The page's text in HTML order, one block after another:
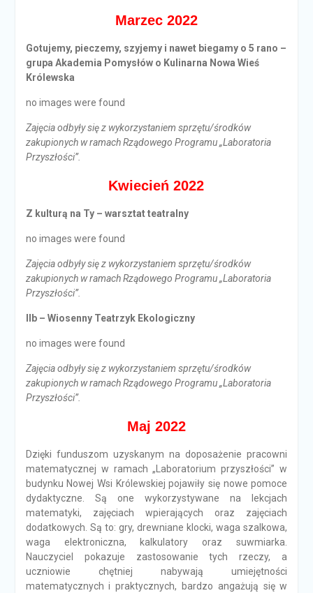
Marzec 2022
Gotujemy, pieczemy, szyjemy i nawet biegamy o 5 rano –
grupa Akademia Pomysłów o Kulinarna Nowa Wieś
Królewska
no images were found
Zajęcia odbyły się z wykorzystaniem sprzętu/środków
zakupionych w ramach Rządowego Programu „Laboratoria
Przyszłości”.
Kwiecień 2022
Z kulturą na Ty – warsztat teatralny
no images were found
Zajęcia odbyły się z wykorzystaniem sprzętu/środków
zakupionych w ramach Rządowego Programu „Laboratoria
Przyszłości”.
IIb – Wiosenny Teatrzyk Ekologiczny
no images were found
Zajęcia odbyły się z wykorzystaniem sprzętu/środków
zakupionych w ramach Rządowego Programu „Laboratoria
Przyszłości”.
Maj 2022
Dzięki funduszom uzyskanym na doposażenie pracowni
matematycznej w ramach „Laboratorium przyszłości” w
budynku Nowej Wsi Królewskiej pojawiły się nowe pomoce
dydaktyczne. Są one wykorzystywane na lekcjach
matematyki, zajęciach wpierających oraz zajęciach
dodatkowych. Są to: gry, drewniane klocki, waga szalkowa,
waga elektroniczna, kalkulatory oraz suwmiarka.
Nauczyciel pokazuje zastosowanie tych rzeczy, a
uczniowie chętniej nabywają umiejętności
matematycznych i praktycznych, bardzo angażują się w